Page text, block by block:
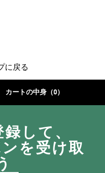
に戻る
カートの中身（0）
録して、
ンを受け取